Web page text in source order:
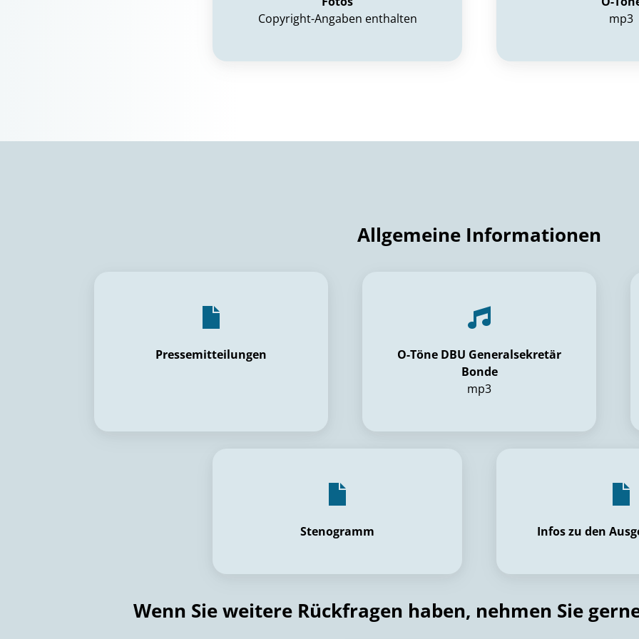
Copyright-Angaben enthalten
mp3
Allgemeine Informationen
Pressemitteilungen
O-Töne DBU Generalsekretär
Bonde
mp3
Stenogramm Infos zu den
Wenn Sie weitere Rückfragen haben, nehmen Sie